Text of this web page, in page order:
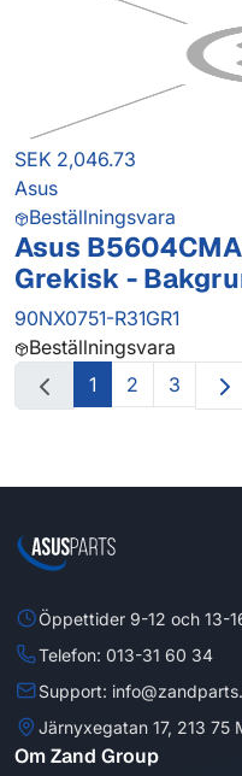
SEK 2,046.73
Asus
Beställningsvara
Asus
Grekisk -
90NX0751-R31GR1
Beställningsvara
1
2 3
Öppettider 9-12 och 13-
Telefon: 013-31 60 34
Support:
Järnyxegatan 17, 213 75
Om Zand Group